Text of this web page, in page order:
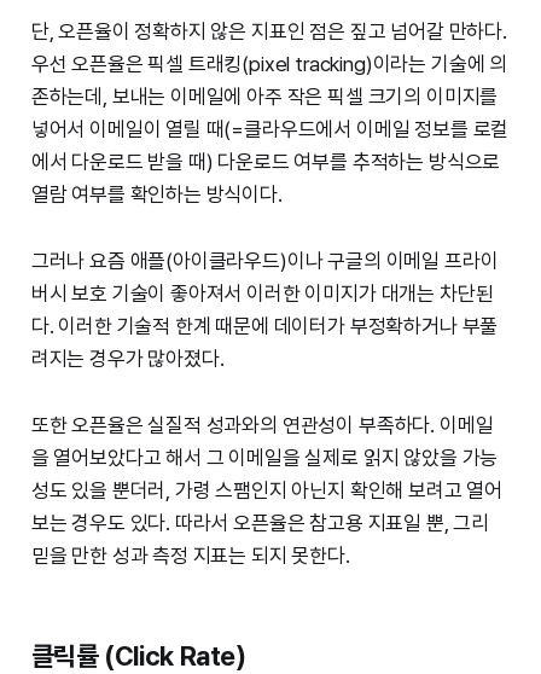
단, 오픈율이 정확하지 않은 지표인 점은 짚고 넘어갈 만하다.
우선 오픈율은 픽셀 트래킹(pixel tracking)이라는 기술에 의
존하는데, 보내는 이메일에 아주 작은 픽셀 크기의 이미지를
넣어서 이메일이 열릴 때(=클라우드에서 이메일 정보를 로컬
에서 다운로드 받을 때) 다운로드 여부를 추적하는 방식으로
열람 여부를 확인하는 방식이다.
그러나 요즘 애플(아이클라우드)이나 구글의 이메일 프라이
버시 보호 기술이 좋아져서 이러한 이미지가 대개는 차단된
다. 이러한 기술적 한계 때문에 데이터가 부정확하거나 부풀
려지는 경우가 많아졌다.
또한 오픈율은 실질적 성과와의 연관성이 부족하다. 이메일
을 열어보았다고 해서 그 이메일을 실제로 읽지 않았을 가능
성도 있을 뿐더러, 가령 스팸인지 아닌지 확인해 보려고 열어
보는 경우도 있다. 따라서 오픈율은 참고용 지표일 뿐, 그리
믿을 만한 성과 측정 지표는 되지 못한다.
클릭률 (Click Rate)